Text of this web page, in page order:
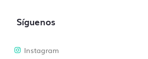
Síguenos
Instagram